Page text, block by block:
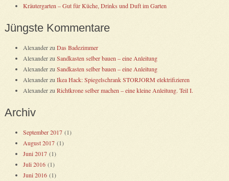
Kräutergarten – Gut für Küche, Drinks und Duft im Garten
Jüngste Kommentare
AlexanderzuDas Badezimmer
AlexanderzuSandkasten selber bauen – eine Anleitung
AlexanderzuSandkasten selber bauen – eine Anleitung
AlexanderzuIkea Hack: Spiegelschrank STORJORM elektrifizieren
AlexanderzuRichtkrone selber machen – eine kleine Anleitung. Teil I.
Archiv
September 2017(1)
August 2017(1)
Juni 2017(1)
Juli 2016(1)
Juni 2016(1)